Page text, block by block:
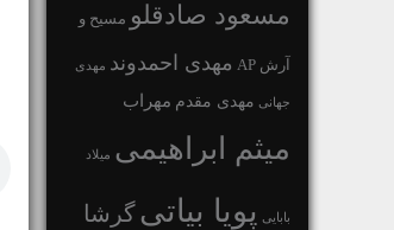
مسعود صادقلو مسیح و
آرش AP مهدی احمدوند مهدی
جهانی مهدی مقدم مهراب
میثم ابراهیمی میلاد
بابایی پویا بیاتیگرشا